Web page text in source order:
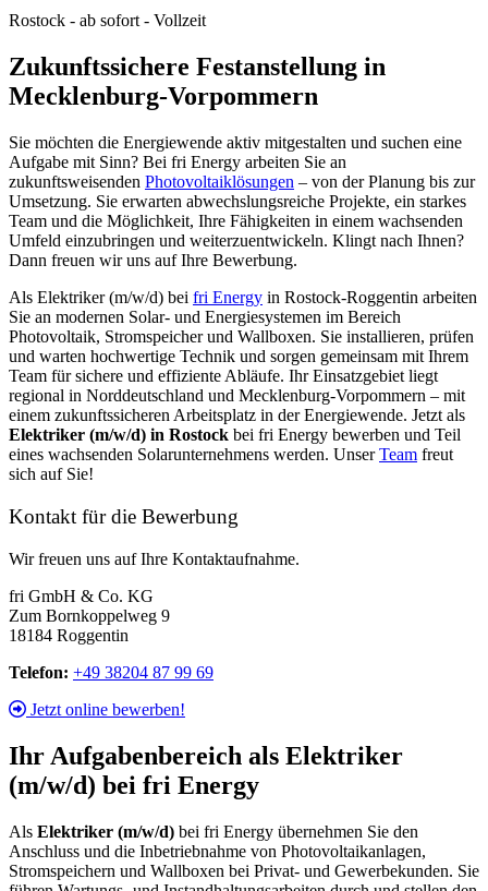
Rostock - ab sofort - Vollzeit
Zukunftssichere Festanstellung in
Mecklenburg-Vorpommern
Sie möchten die Energiewende aktiv mitgestalten und suchen eine
Aufgabe mit Sinn? Bei fri Energy arbeiten Sie an
zukunftsweisenden Photovoltaiklösungen – von der Planung bis zur
Umsetzung. Sie erwarten abwechslungsreiche Projekte, ein starkes
Team und die Möglichkeit, Ihre Fähigkeiten in einem wachsenden
Umfeld einzubringen und weiterzuentwickeln. Klingt nach Ihnen?
Dann freuen wir uns auf Ihre Bewerbung.
Als Elektriker (m/w/d) bei fri Energy in Rostock-Roggentin arbeiten
Sie an modernen Solar- und Energiesystemen im Bereich
Photovoltaik, Stromspeicher und Wallboxen. Sie installieren, prüfen
und warten hochwertige Technik und sorgen gemeinsam mit Ihrem
Team für sichere und effiziente Abläufe. Ihr Einsatzgebiet liegt
regional in Norddeutschland und Mecklenburg-Vorpommern – mit
einem zukunftssicheren Arbeitsplatz in der Energiewende. Jetzt als
Elektriker (m/w/d) in Rostock bei fri Energy bewerben und Teil
eines wachsenden Solarunternehmens werden. UnserTeam freut
sich auf Sie!
Kontakt für die Bewerbung
Wir freuen uns auf Ihre Kontaktaufnahme.
fri GmbH & Co. KG
Zum Bornkoppelweg 9
18184 Roggentin
Telefon: +49 38204 87 99 69
Jetzt online bewerben!
Ihr Aufgabenbereich als Elektriker
(m/w/d) bei fri Energy
Als Elektriker (m/w/d) bei fri Energy übernehmen Sie den
Anschluss und die Inbetriebnahme von Photovoltaikanlagen,
Stromspeichern und Wallboxen bei Privat- und Gewerbekunden. Sie